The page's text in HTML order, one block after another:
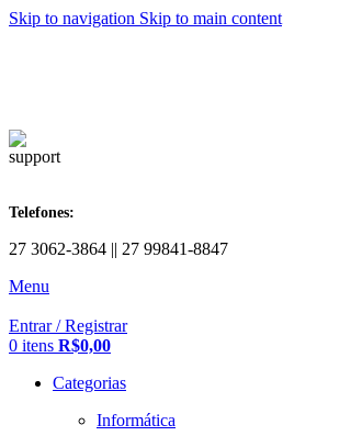
Skip to navigation Skip to main content
Telefones:
27 3062-3864 || 27 99841-8847
Menu
Entrar / Registrar
0 itens R$0,00
Categorias
Informática